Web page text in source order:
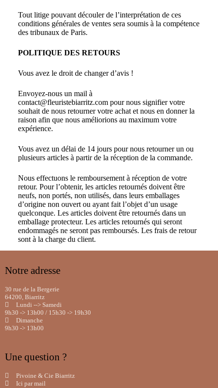
Tout litige pouvant découler de l’interprétation de ces
conditions générales de ventes sera soumis à la compétence
des tribunaux de Paris.
POLITIQUE DES RETOURS
Vous avez le droit de changer d’avis !
Envoyez-nous un mail à
contact@fleuristebiarritz.com pour nous signifier votre
souhait de nous retourner votre achat et nous en donner la
raison afin que nous améliorions au maximum votre
expérience.
Vous avez un délai de 14 jours pour nous retourner un ou
plusieurs articles à partir de la réception de la commande.
Nous effectuons le remboursement à réception de votre
retour. Pour l’obtenir, les articles retournés doivent être
neufs, non portés, non utilisés, dans leurs emballages
d’origine non ouvertou ayant fait l’objet d’un usage
quelconque. Les articles doivent être retournés dans un
emballage protecteur. Les articles retournés qui seront
endommagés ne seront pas remboursés. Les frais de retour
sont à la charge du client.
Notre adresse
30 rue de la Bergerie
64200, Biarritz
Lundi --> Samedi
9h30 -> 13h00 / 15h30 -> 19h30
Dimanche
9h30 -> 13h00
Une question ?
Pivoine & Cie Biarritz
Ici par mail